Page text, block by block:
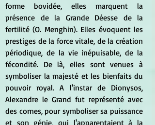
forme bovidée, elles marquent la
présence de la Grande Déesse de la
fertilité (O. Menghin). Elles évoquent les
prestiges de la force vitale, de la création
périodique, de la vie inépuisable, de la
fécondité. De là, elles sont venues à
symboliser la majesté et les bienfaits du
pouvoir royal. A l'instar de Dionysos,
Alexandre le Grand fut représenté avec
des cornes, pour symboliser sa puissance
et son génie, qui l'apparentaient à la